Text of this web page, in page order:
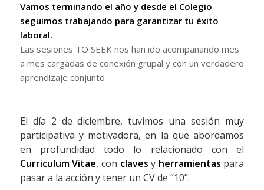
Vamos terminando el año y desde el Colegio
seguimos trabajando para garantizar tu éxito
laboral.
Las sesiones TO SEEK nos han ido acompañando mes
a mes cargadas de conexión grupal y con un verdadero
aprendizaje conjunto
El día 2 de diciembre, tuvimos una sesión muy
participativa y motivadora, en la que abordamos
en profundidad todo lo relacionado con el
Curriculum Vitae, con clavesy herramientas para
pasar a la acción y tener un CV de “10”.